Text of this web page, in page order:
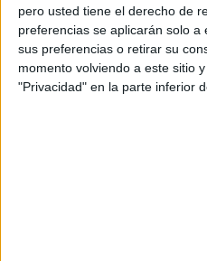
pero usted tiene el derecho de
preferencias se aplicarán solo
sus preferencias o retirar su
momento volviendo a este sitio
"Privacidad" en la parte inferior